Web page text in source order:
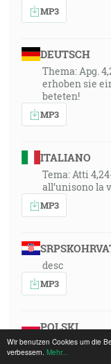
Wir benutzen Cookies um die
verbessern. Mehr...
MP3
DEUTSCH
Thema: Apg.
erhoben sie
beteten!
MP3
ITALIANO
Tema: Atti
all’unisono la
MP3
desc
MP3
POLSKI
Thema: Apg.
erhoben sie